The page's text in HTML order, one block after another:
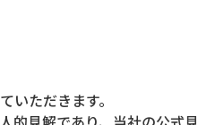
ただきます。